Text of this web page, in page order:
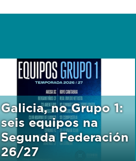
Galicia, no Grupo 1:
seis equipos na
Segunda Federación
26/27